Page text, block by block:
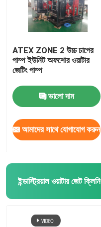
ATEX ZONE 2 উচ্চ চাপের
পাম্প ইউনিট অফশোর ওয়াটার
জেটিং পাম্প
ভালো দাম
আমাদের সাথে যোগাযোগ করুন
ইন্ডাস্ট্রিয়াল ওয়াটার জেট